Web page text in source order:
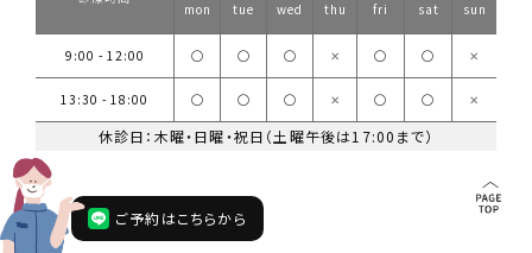
ご予約はこちらから
mon
tue
wed
thu
fri
sat
sun
9:00 - 12:00 ◯ ◯ ◯ ✕ ◯ ◯ ✕
13:30 - 18:00 ◯ ◯ ◯ ✕ ◯ ◯ ✕
休診日：木曜・日曜・祝日（土曜午後は17:00まで）